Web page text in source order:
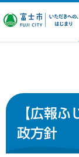
富士市 いただ
【広報
政方針